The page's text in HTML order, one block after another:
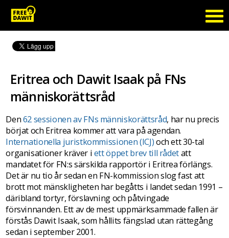
Eritrea och Dawit Isaak på FNs
människorättsråd
Den62 sessionen av FNs människorättsråd, har nu precis
börjat och Eritrea kommer att vara på agendan.
Internationella juristkommissionen (ICJ)och ett 30-tal
organisationer kräver iett öppet brev till rådetatt
mandatet för FN:s särskilda rapportör i Eritrea förlängs.
Det är nu tio år sedan en FN-kommission slog fast att
brott mot mänskligheten har begåtts i landet sedan 1991 –
däribland tortyr, förslavning och påtvingade
försvinnanden. Ett av de mest uppmärksammade fallen är
förstås Dawit Isaak, som hållits fängslad utan rättegång
sedan i september 2001.